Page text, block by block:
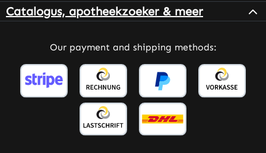
Catalogus, apotheekzoeker & meer
Our payment and shipping methods: